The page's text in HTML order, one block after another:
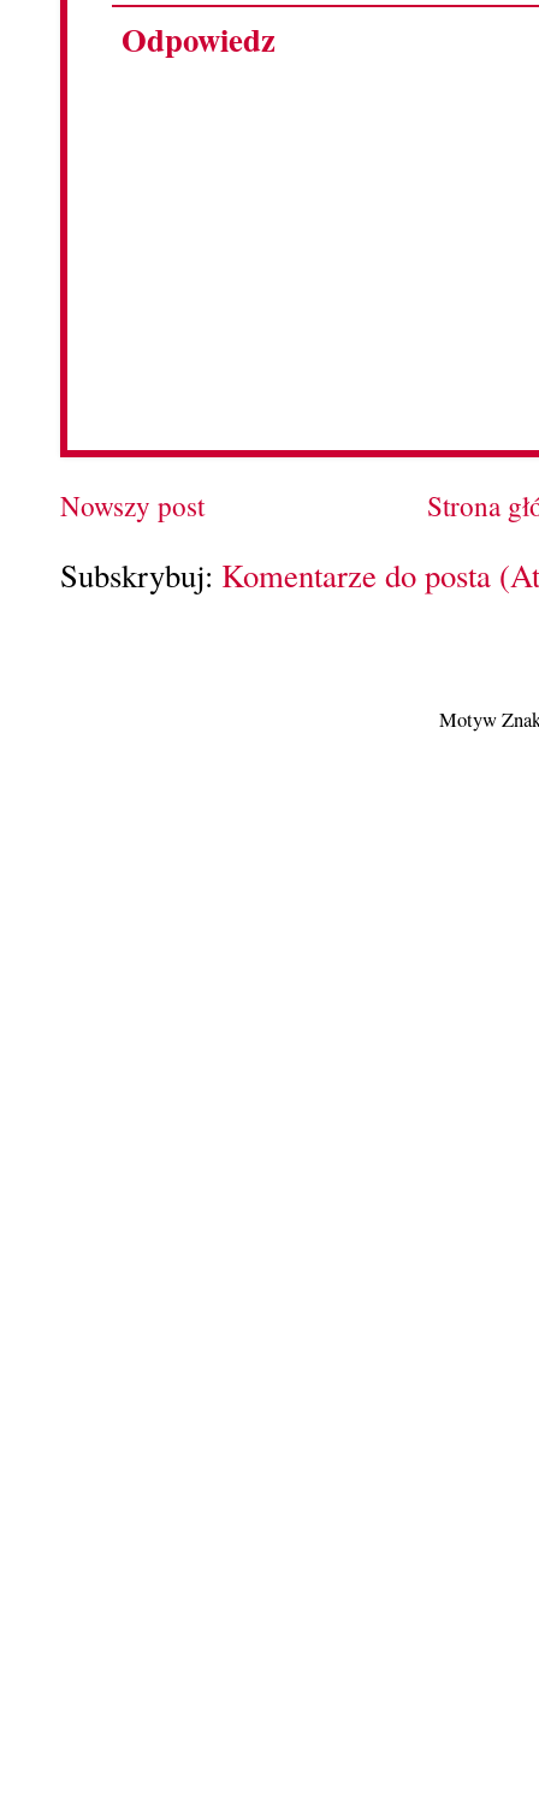
Odpowiedz
Nowszy post Strona
Subskrybuj: Komentarze do posta
Motyw